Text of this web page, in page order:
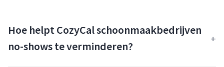
Hoe helpt CozyCal schoonmaakbedrijven
no-shows te verminderen?